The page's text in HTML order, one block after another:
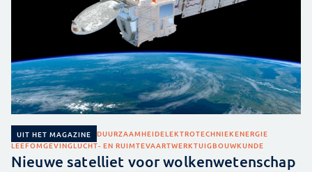
UIT HET MAGAZINE DUURZAAMHEIDELEKTROTECHNIEKENERGIE
LEEFOMGEVINGLUCHT- EN RUIMTEVAARTWERKTUIGBOUWKUNDE
Nieuwe satelliet voor wolkenwetenschap